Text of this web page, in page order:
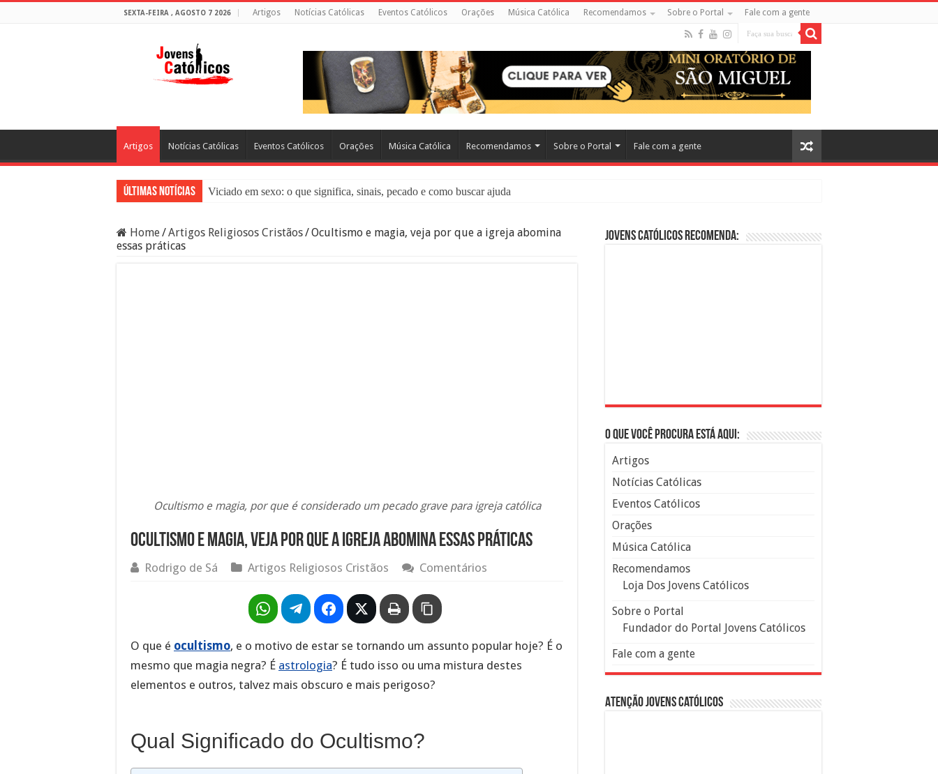
SEXTA-FEIRA , AGOSTO 7 2026 Artigos Notícias Católicas Eventos Católicos Orações Música Católica Recomendamos Sobre o Portal Fale com a gente
Artigos Notícias Católicas Eventos Católicos Orações Música Católica Recomendamos Sobre o Portal Fale com a gente
Últimas Notícias
Viciado em sexo: o que significa, sinais, pecado e como buscar ajuda
Filme Sagrado Coração – Seu Reino Não Terá Fim: O Documentário Que Vai Tocar os Católicos no Cinema
Home/Artigos Religiosos Cristãos/Ocultismo e magia, veja por que a igreja abomina
essas práticas
Ocultismo e magia, por que é considerado um pecado grave para igreja católica
Ocultismo e magia, veja por que a igreja abomina essas práticas
Rodrigo de Sá Artigos Religiosos Cristãos Comentários
O que é ocultismo, e o motivo de estar se tornando um assunto popular hoje? É o
mesmo que magia negra? É astrologia? É tudo isso ou uma mistura destes
elementos e outros, talvez mais obscuro e mais perigoso?
Qual Significado do Ocultismo?
Jovens Católicos Recomenda:
O que você procura está aqui:
Artigos
Notícias Católicas
Eventos Católicos
Orações
Música Católica
Recomendamos
Loja Dos Jovens Católicos
Sobre o Portal
Fundador do Portal Jovens Católicos
Fale com a gente
Atenção Jovens Católicos